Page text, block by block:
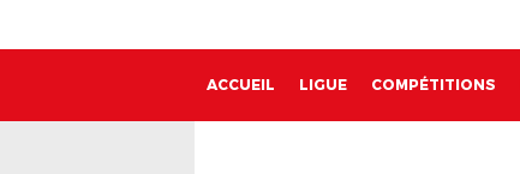
ACCUEIL LIGUE COMPÉTITIONS